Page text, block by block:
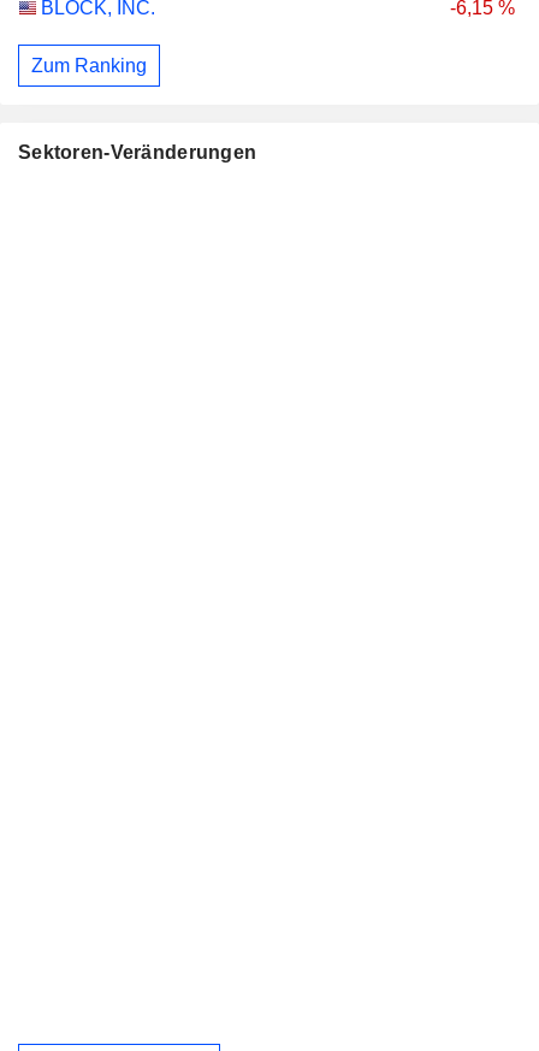
BLOCK, INC. -6,15 %
Zum Ranking
Sektoren-Veränderungen